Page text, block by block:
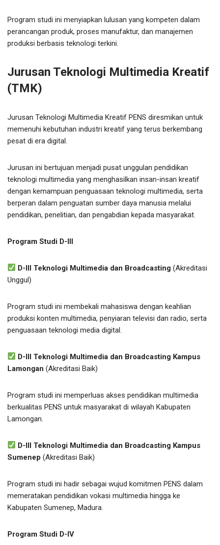
Program studi ini menyiapkan lulusan yang kompeten dalam
perancangan produk, proses manufaktur, dan manajemen
produksi berbasis teknologi terkini.
Jurusan Teknologi Multimedia Kreatif
(TMK)
Jurusan Teknologi Multimedia Kreatif PENS diresmikan untuk
memenuhi kebutuhan industri kreatif yang terus berkembang
pesat di era digital.
Jurusan ini bertujuan menjadi pusat unggulan pendidikan
teknologi multimedia yang menghasilkan insan-insan kreatif
dengan kemampuan penguasaan teknologi multimedia, serta
berperan dalam penguatan sumber daya manusia melalui
pendidikan, penelitian, dan pengabdian kepada masyarakat.
Program Studi D-III
D-III Teknologi Multimedia dan Broadcasting (Akreditasi
Unggul)
Program studi ini membekali mahasiswa dengan keahlian
produksi konten multimedia, penyiaran televisi dan radio, serta
penguasaan teknologi media digital.
D-III Teknologi Multimedia dan Broadcasting Kampus
Lamongan (Akreditasi Baik)
Program studi ini memperluas akses pendidikan multimedia
berkualitas PENS untuk masyarakat di wilayah Kabupaten
Lamongan.
D-III Teknologi Multimedia dan Broadcasting Kampus
Sumenep (Akreditasi Baik)
Program studi ini hadir sebagai wujud komitmen PENS dalam
memeratakan pendidikan vokasi multimedia hingga ke
Kabupaten Sumenep, Madura.
Program Studi D-IV